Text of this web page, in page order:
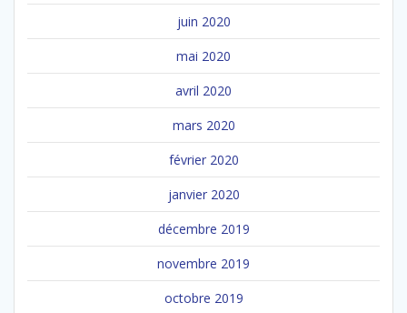
juin 2020
mai 2020
avril 2020
mars 2020
février 2020
janvier 2020
décembre 2019
novembre 2019
octobre 2019